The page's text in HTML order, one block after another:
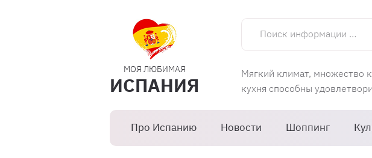
МОЯ ЛЮБИМАЯ
ИСПАНИЯ
Поиск информации об Испании
Мягкий климат, множество
кухня способны
Про Испанию Новости Шоппинг